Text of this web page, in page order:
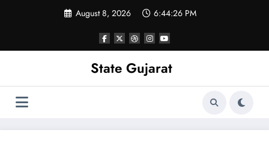
August 8, 2026 6:44:29 PM
State Gujarat